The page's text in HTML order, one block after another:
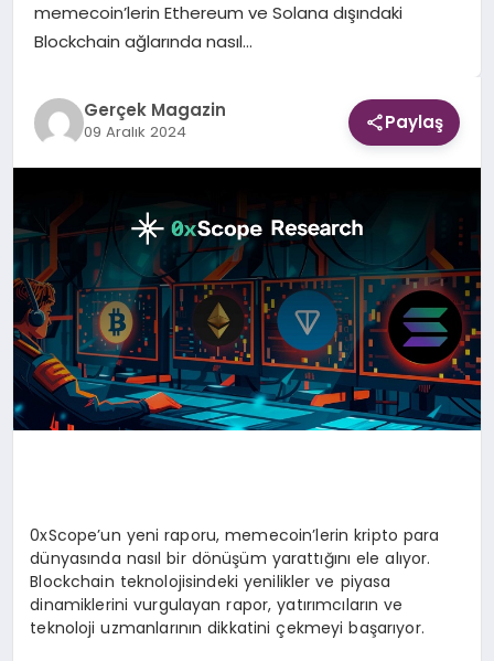
memecoin’lerin Ethereum ve Solana dışındaki
Blockchain ağlarında nasıl…
Gerçek Magazin
09 Aralık 2024 Paylaş
0xScope’un yeni raporu, memecoin’lerin kripto para
dünyasında nasıl bir dönüşüm yarattığını ele alıyor.
Blockchain teknolojisindeki yenilikler ve piyasa
dinamiklerini vurgulayan rapor, yatırımcıların ve
teknoloji uzmanlarının dikkatini çekmeyi başarıyor.